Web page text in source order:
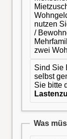
nutzen
/
zwei
Sind Sie
selbst
Sie bitte
Was